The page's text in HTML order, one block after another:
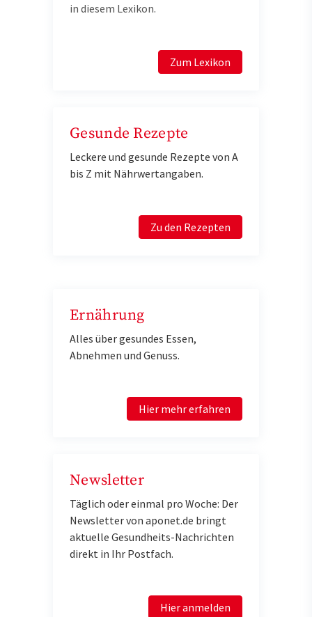
in diesem Lexikon.
Zum Lexikon
Gesunde Rezepte
Leckere und gesunde Rezepte von A
bis Z mit Nährwertangaben.
Zu den Rezepten
Ernährung
Alles über gesundes Essen,
Abnehmen und Genuss.
Hier mehr erfahren
Newsletter
Täglich oder einmal pro Woche: Der
Newsletter von aponet.de bringt
aktuelle Gesundheits-Nachrichten
direkt in Ihr Postfach.
Hier anmelden